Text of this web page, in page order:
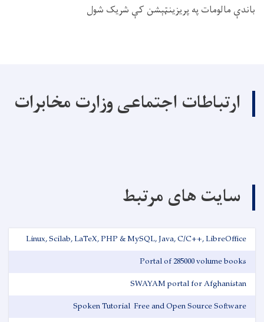
باندې مالومات په پریزینټېشن کې شریک شول
ارتباطات اجتماعی وزارت مخابرات
سایت های مرتبط
Linux, Scilab, LaTeX, PHP & MySQL, Java, C/C++, LibreOffice
Portal of 285000 volume books
SWAYAM portal for Afghanistan
Spoken Tutorial ‌ Free and Open Source Software